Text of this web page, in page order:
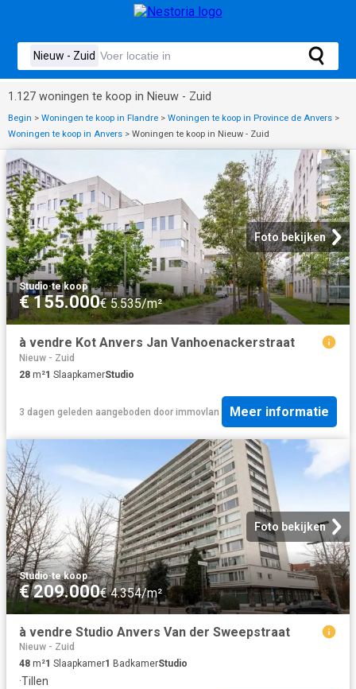
1.127 woningen te koop in Nieuw - Zuid
Begin > Woningen te koop in Flandre > Woningen te koop in Province de Anvers >
Woningen te koop in Anvers > Woningen te koop in Nieuw - Zuid
Foto bekijken
Studio·te koop
€ 155.000€ 5.535/m²
à vendre Kot Anvers Jan Vanhoenackerstraat
Nieuw - Zuid
28 m²1 SlaapkamerStudio
3 dagen geleden aangeboden door immovlan Meer informatie
Foto bekijken
Studio·te koop
€ 209.000€ 4.354/m²
à vendre Studio Anvers Van der Sweepstraat
Nieuw - Zuid
48 m²1 Slaapkamer1 BadkamerStudio
·Tillen